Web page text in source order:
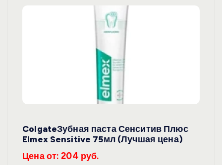
ColgateЗубная паста Сенситив Плюс
Elmex Sensitive 75мл (Лучшая цена)
Цена от: 204 руб.